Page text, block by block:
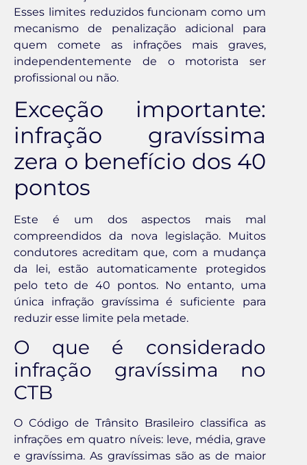
Esses limites reduzidos funcionam como um
mecanismo de penalização adicional para
quem comete as infrações mais graves,
independentemente de o motorista ser
profissional ou não.
Exceção importante:
infração gravíssima
zera o benefício dos 40
pontos
Este é um dos aspectos mais mal
compreendidos da nova legislação. Muitos
condutores acreditam que, com a mudança
da lei, estão automaticamente protegidos
pelo teto de 40 pontos. No entanto, uma
única infração gravíssima é suficiente para
reduzir esse limite pela metade.
O que é considerado
infração gravíssima no
CTB
O Código de Trânsito Brasileiro classifica as
infrações em quatro níveis: leve, média, grave
e gravíssima. As gravíssimas são as de maior